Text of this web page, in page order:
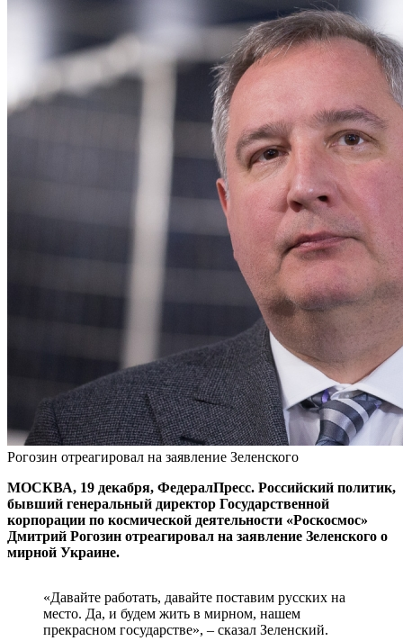
Рогозин отреагировал на заявление Зеленского
МОСКВА, 19 декабря, ФедералПресс. Российский политик,
бывший генеральный директор Государственной
корпорации по космической деятельности «Роскосмос»
Дмитрий Рогозин отреагировал на заявление Зеленского о
мирной Украине.
«Давайте работать, давайте поставим русских на
место. Да, и будем жить в мирном, нашем
прекрасном государстве», – сказал Зеленский.